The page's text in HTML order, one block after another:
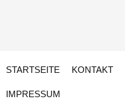
STARTSEITE KONTAKT
IMPRESSUM